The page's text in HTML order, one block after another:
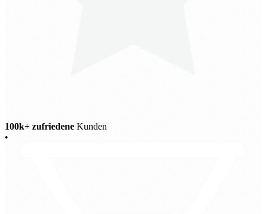
100k+ zufriedene Kunden
•